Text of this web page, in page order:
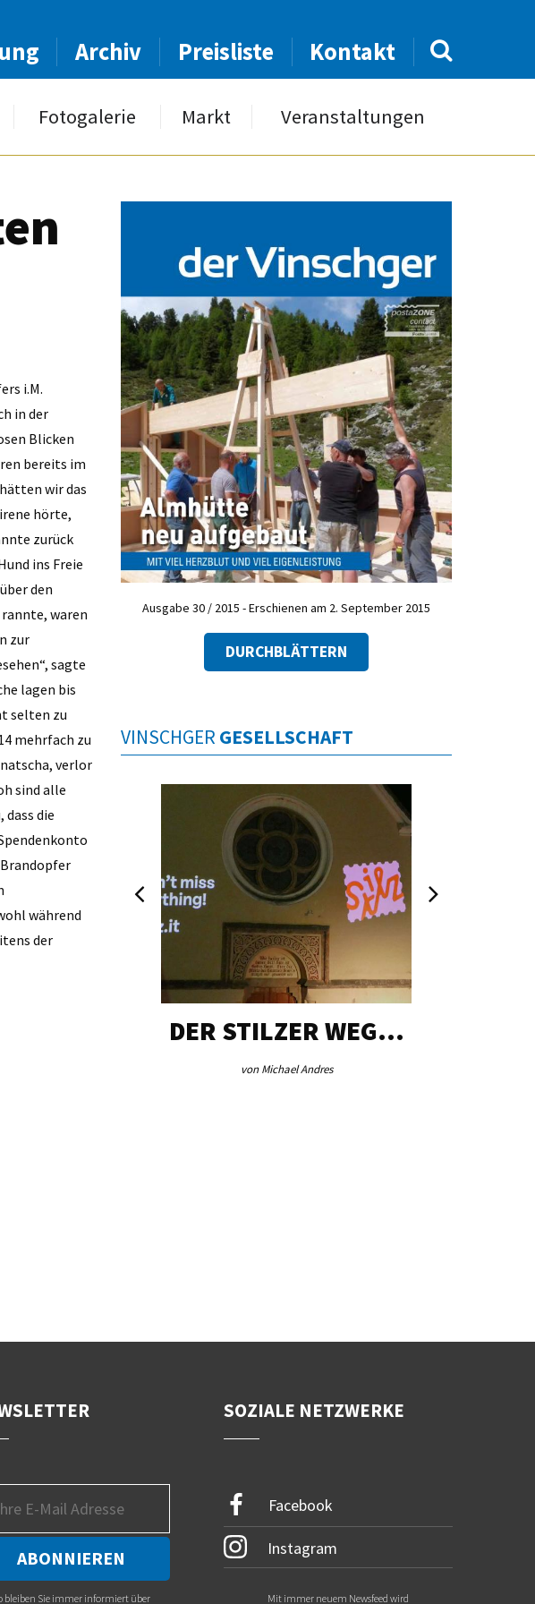
Archiv Preisliste Kontakt
Fotogalerie Markt Veranstaltungen
i.M.
in der
Blicken
bereits im
wir das
hörte,
zurück
ins Freie
den
waren
zur
sagte
lagen bis
selten zu
mehrfach zu
verlor
sind alle
die
während
der
Ausgabe 30 / 2015 - Erschienen am 2. September 2015
DURCHBLÄTTERN
VINSCHGER GESELLSCHAFT
DER STILZER WEG…
von Michael Andres
bleiben Sie immer informiert über
SOZIALE NETZWERKE
Facebook
Instagram
Mit immer neuem Newsfeed wird